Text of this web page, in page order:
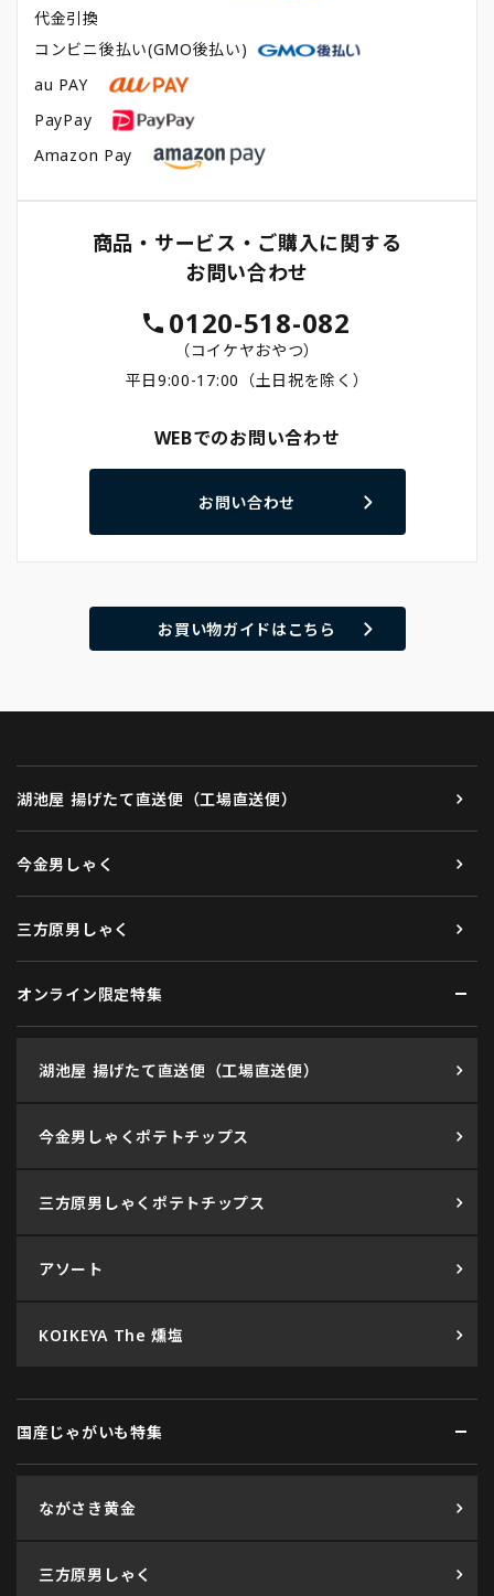
代金引換
コンビニ後払い(GMO後払い)
au PAY
PayPay
Amazon Pay
商品・サービス・ご購入に関する
お問い合わせ
0120-518-082
（コイケヤおやつ）
平日9:00-17:00（土日祝を除く）
WEBでのお問い合わせ
お問い合わせ
お買い物ガイドはこちら
湖池屋 揚げたて直送便（工場直送便）
今金男しゃく
三方原男しゃく
オンライン限定特集
湖池屋 揚げたて直送便（工場直送便）
今金男しゃくポテトチップス
三方原男しゃくポテトチップス
アソート
KOIKEYA The 燻塩
国産じゃがいも特集
ながさき黄金
三方原男しゃく